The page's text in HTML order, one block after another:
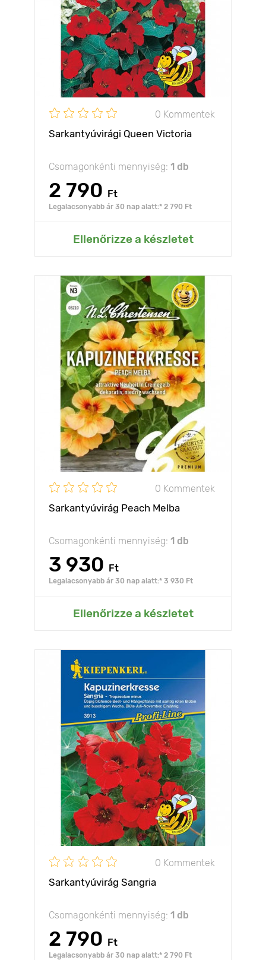
0 Kommentek
Sarkantyúvirági Queen Victoria
Csomagonkénti mennyiség: 1 db
2 790 Ft
Legalacsonyabb ár 30 nap alatt:* 2 790 Ft
Ellenőrizze a készletet
0 Kommentek
Sarkantyúvirág Peach Melba
Csomagonkénti mennyiség: 1 db
3 930 Ft
Legalacsonyabb ár 30 nap alatt:* 3 930 Ft
Ellenőrizze a készletet
0 Kommentek
Sarkantyúvirág Sangria
Csomagonkénti mennyiség: 1 db
2 790 Ft
Legalacsonyabb ár 30 nap alatt:* 2 790 Ft